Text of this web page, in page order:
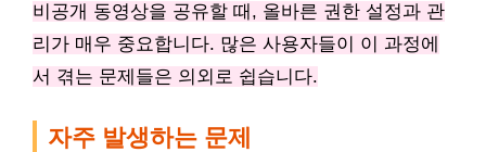
비공개 동영상을 공유할 때, 올바른 권한 설정과 관
리가 매우 중요합니다. 많은 사용자들이 이 과정에
서 겪는 문제들은 의외로 쉽습니다.
자주 발생하는 문제